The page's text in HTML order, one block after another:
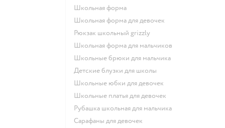
Школьная форма
Школьная форма для девочек
Рюкзак школьный grizzly
Школьная форма для мальчиков
Школьные брюки для мальчика
Детские блузки для школы
Школьные юбки для девочек
Школьные платья для девочек
Рубашка школьная для мальчика
Сарафаны для девочек